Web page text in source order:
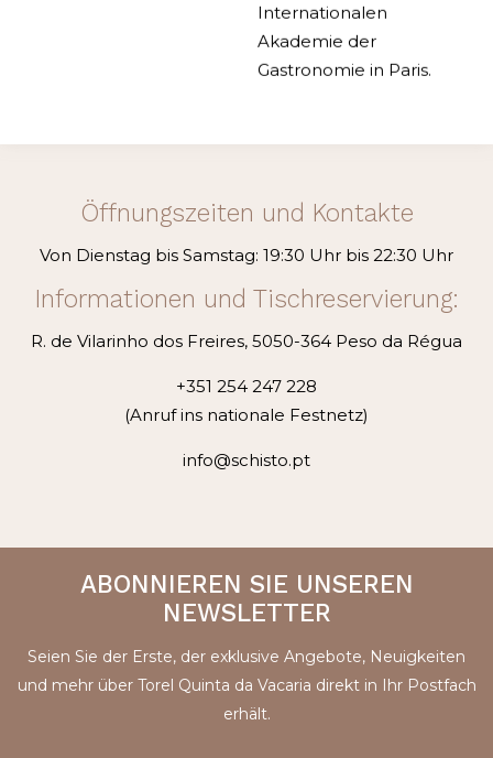
Internationalen
Akademie der
Gastronomie in Paris.
Öffnungszeiten und Kontakte
Von Dienstag bis Samstag: 19:30 Uhr bis 22:30 Uhr
Informationen und Tischreservierung:
R. de Vilarinho dos Freires, 5050-364 Peso da Régua
+351 254 247 228
(Anruf ins nationale Festnetz)
info@schisto.pt
ABONNIEREN SIE UNSEREN
NEWSLETTER
Seien Sie der Erste, der exklusive Angebote, Neuigkeiten
und mehr über Torel Quinta da Vacaria direkt in Ihr Postfach
erhält.